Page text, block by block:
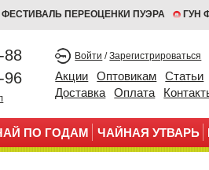
ФЕСТИВАЛЬ ПЕРЕОЦЕНКИ ПУЭРА ГУН
88
96
Войти /Зарегистрироваться
Акции Оптовикам
Статьи
Доставка
Оплата
ПО ГОДАМ ЧАЙНАЯ УТВАРЬ